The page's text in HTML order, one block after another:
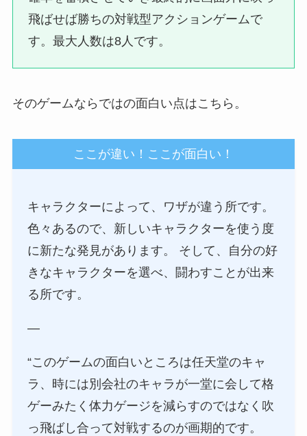
飛ばせば勝ちの対戦型アクションゲームで
す。最大人数は8人です。
そのゲームならではの面白い点はこちら。
ここが違い！ここが面白い！
キャラクターによって、ワザが違う所です。
色々あるので、新しいキャラクターを使う度
に新たな発見があります。 そして、自分の好
きなキャラクターを選べ、闘わすことが出来
る所です。
—
“このゲームの面白いところは任天堂のキャ
ラ、時には別会社のキャラが一堂に会して格
ゲーみたく体力ゲージを減らすのではなく吹
っ飛ばし合って対戦するのが画期的です。